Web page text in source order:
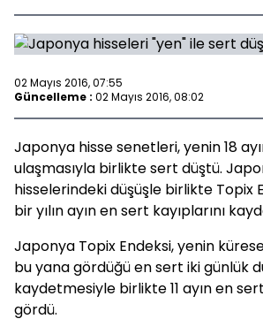
02 Mayıs 2016, 07:55
Güncelleme : 02 Mayıs 2016, 08:02
Japonya hisse senetleri, yenin 18
ulaşmasıyla birlikte sert düştü.
hisselerindeki düşüşle birlikte Topix
bir yılın ayın en sert kayıplarını
Japonya Topix Endeksi, yenin
bu yana gördüğü en sert iki günlük
kaydetmesiyle birlikte 11 ayın en sert
gördü.